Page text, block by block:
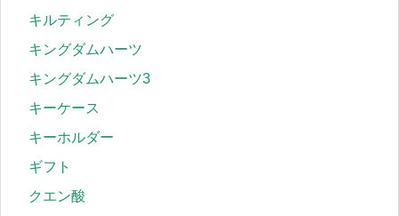
キルティング
キングダムハーツ
キングダムハーツ3
キーケース
キーホルダー
ギフト
クエン酸